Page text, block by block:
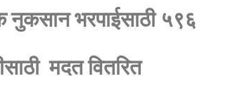
नुकसान भरपाईसाठी ५९६
मदत वितरित